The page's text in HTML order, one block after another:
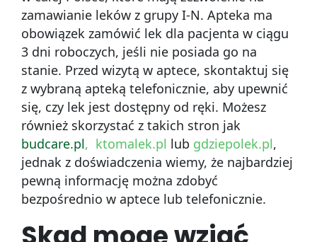
zamawianie leków z grupy I-N. Apteka ma
obowiązek zamówić lek dla pacjenta w ciągu
3 dni roboczych, jeśli nie posiada go na
stanie. Przed wizytą w aptece, skontaktuj się
z wybraną apteką telefonicznie, aby upewnić
się, czy lek jest dostępny od ręki. Możesz
również skorzystać z takich stron jak
budcare.pl, ktomalek.pl lub gdziepolek.pl,
jednak z doświadczenia wiemy, że najbardziej
pewną informację można zdobyć
bezpośrednio w aptece lub telefonicznie.